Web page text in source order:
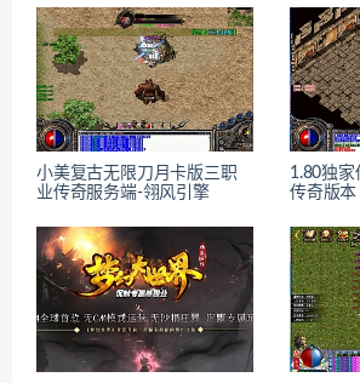
小美复古无限刀月卡版三职
业传奇服务端-翎风引擎
1.80独家
传奇版本